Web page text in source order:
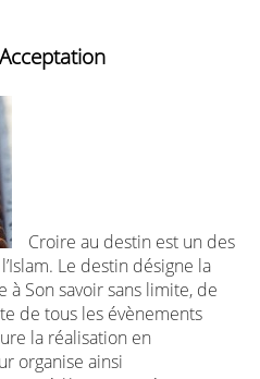
Croire au destin est un des
Le destin désigne la
à Son savoir sans limite, de
de tous les évènements
la réalisation en
organise ainsi